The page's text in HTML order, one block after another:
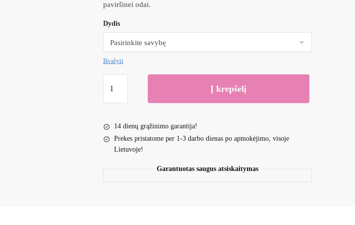
paviršinei odai.
Dydis
Išvalyti
kiekis:
D.D.
VIOLETINĖS
BASUTĖS
Į krepšelį
14 dienų grąžinimo garantija!
Prekes pristatome per 1-3 darbo dienas po apmokėjimo, visoje
Lietuvoje!
Garantuotas saugus atsiskaitymas